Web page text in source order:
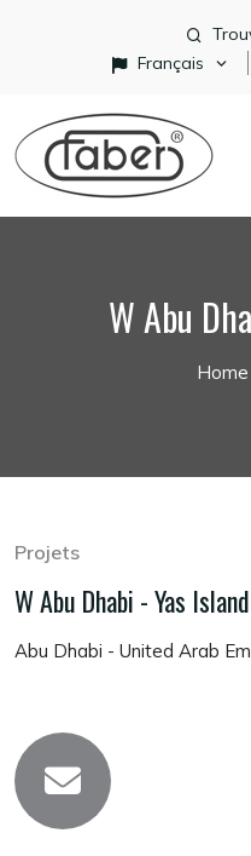
Français
W Abu
Home
Projets
W Abu Dhabi - Yas Island
Abu Dhabi - United Arab